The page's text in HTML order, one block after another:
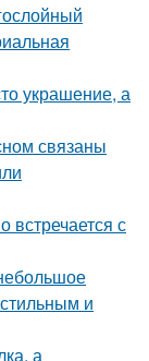
украшение, а
связаны
встречается с
и
а